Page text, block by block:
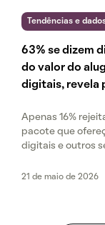
Tendências e
63% se dizem
do valor do
digitais, revela
Apenas 16%
pacote que
digitais e outros
21 de maio de 2026